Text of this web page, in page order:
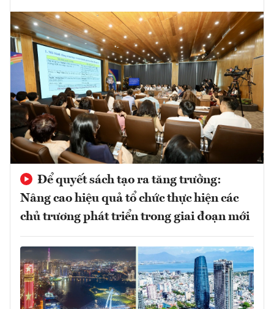
Để quyết sách tạo ra tăng trưởng:
Nâng cao hiệu quả tổ chức thực hiện các
chủ trương phát triển trong giai đoạn mới